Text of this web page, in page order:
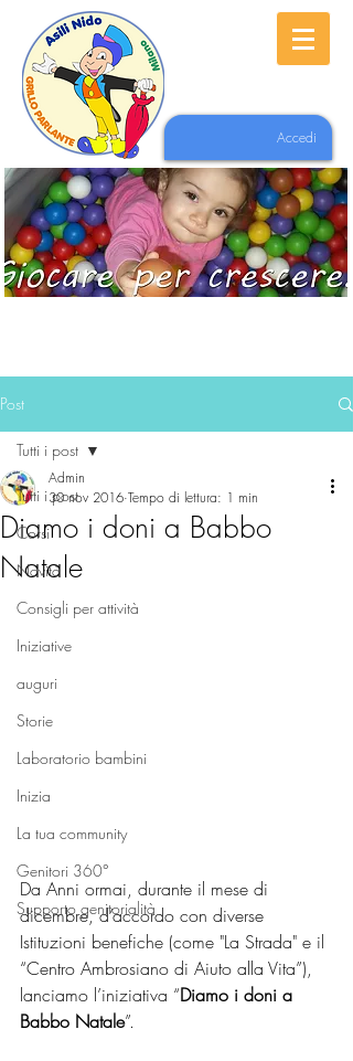
Accedi
Post
Tutti i post
Corsi
Novità
Consigli per attività
Iniziative
auguri
Storie
Laboratorio bambini
Inizia
La tua community
Genitori 360°
Supporto genitorialità
Tutti i post
Diamo i doni a Babbo
Natale
Admin
30 nov 2016 Tempo di lettura: 1 min
Da Anni ormai, durante il mese di
dicembre, d’accordo con diverse
Istituzioni benefiche (come "La Strada" e il
“Centro Ambrosiano di Aiuto alla Vita”),
lanciamo l’iniziativa “Diamo i doni a
Babbo Natale”.